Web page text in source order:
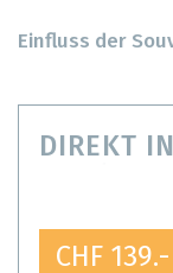
Einfluss der
DIREKT
CHF 139.-